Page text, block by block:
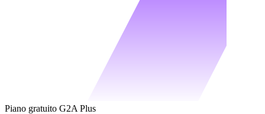
Piano gratuito G2A Plus